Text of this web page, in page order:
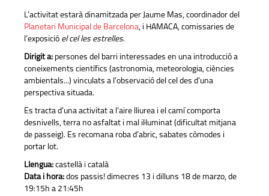
L’activitat estarà dinamitzada per Jaume Mas, coordinador del
Planetari Municipal de Barcelona, i HAMACA, comissaries de
l’exposició el cel les estrelles.
Dirigit a: persones del barri interessades en una introducció a
coneixements científics (astronomia, meteorologia, ciències
ambientals...) vinculats a l’observació del cel des d’una
perspectiva situada.
Es tracta d’una activitat a l’aire lliurea i el camí comporta
desnivells, terra no asfaltat i mal il·luminat (dificultat mitjana
de passeig). Es recomana roba d’abric, sabates còmodes i
portar lot.
Llengua: castellà i català
Data i hora: dos passis! dimecres 13 i dilluns 18 de marzo, de
19:15h a 21:45h